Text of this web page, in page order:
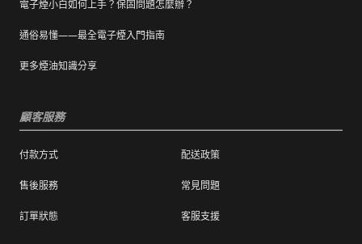
電子煙小白如何上手？保固問題怎麼辦？
通俗易懂——最全電子煙入門指南
更多煙油知識分享
顧客服務
付款方式 配送政策
售後服務 常見問題
訂單狀態 客服支援